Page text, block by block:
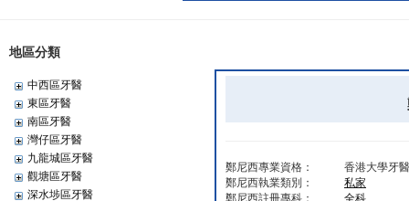
地區分類
中西區牙醫
東區牙醫
南區牙醫
灣仔區牙醫
九龍城區牙醫
觀塘區牙醫
深水埗區牙醫
鄭尼西專業資格：
香港大學牙
鄭尼西執業類別：
私家
鄭尼西註冊專科：
全科